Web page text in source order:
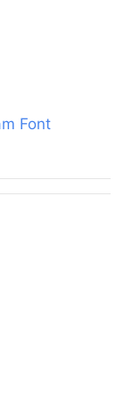
Font